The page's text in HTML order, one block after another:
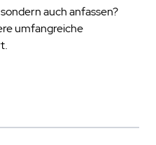
auch anfassen?
umfangreiche